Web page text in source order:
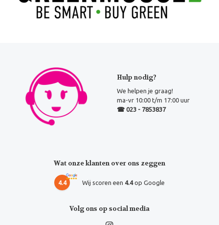
Hulp nodig?
We helpen je graag!
ma-vr 10:00 t/m 17:00 uur
☎ 023 - 7853837
Wat onze klanten over ons zeggen
4.4 Wij scoren een 4.4op Google
Volg ons op social media